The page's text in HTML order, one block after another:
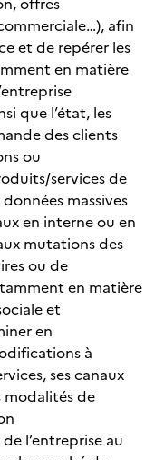
afin
et de repérer les
en matière
que l’état, les
des clients
ou
services de
massives
en interne ou en
mutations des
ou de
en matière
et
en
à
ses canaux
modalités de
l’entreprise au